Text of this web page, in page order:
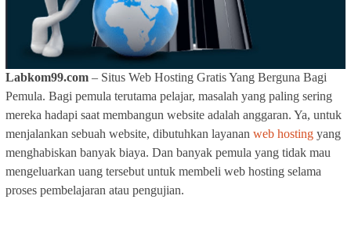
Labkom99.com – Situs Web Hosting Gratis Yang Berguna Bagi
Pemula. Bagi pemula terutama pelajar, masalah yang paling sering
mereka hadapi saat membangun website adalah anggaran. Ya, untuk
menjalankan sebuah website, dibutuhkan layanan web hosting yang
menghabiskan banyak biaya. Dan banyak pemula yang tidak mau
mengeluarkan uang tersebut untuk membeli web hosting selama
proses pembelajaran atau pengujian.